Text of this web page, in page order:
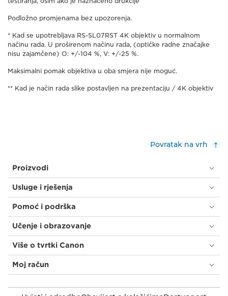
Podložno promjenama bez upozorenja.
* Kad se upotrebljava RS-SL07RST 4K objektiv u normalnom
načinu rada. U proširenom načinu rada, (optičke radne značajke
nisu zajamčene) O: +/-104 %, V: +/-25 %.
Maksimalni pomak objektiva u oba smjera nije moguć.
** Kad je način rada slike postavljen na prezentaciju / 4K objektiv
Povratak na vrh
Proizvodi
Usluge i rješenja
Pomoć i podrška
Učenje i obrazovanje
Više o tvrtki Canon
Moj račun